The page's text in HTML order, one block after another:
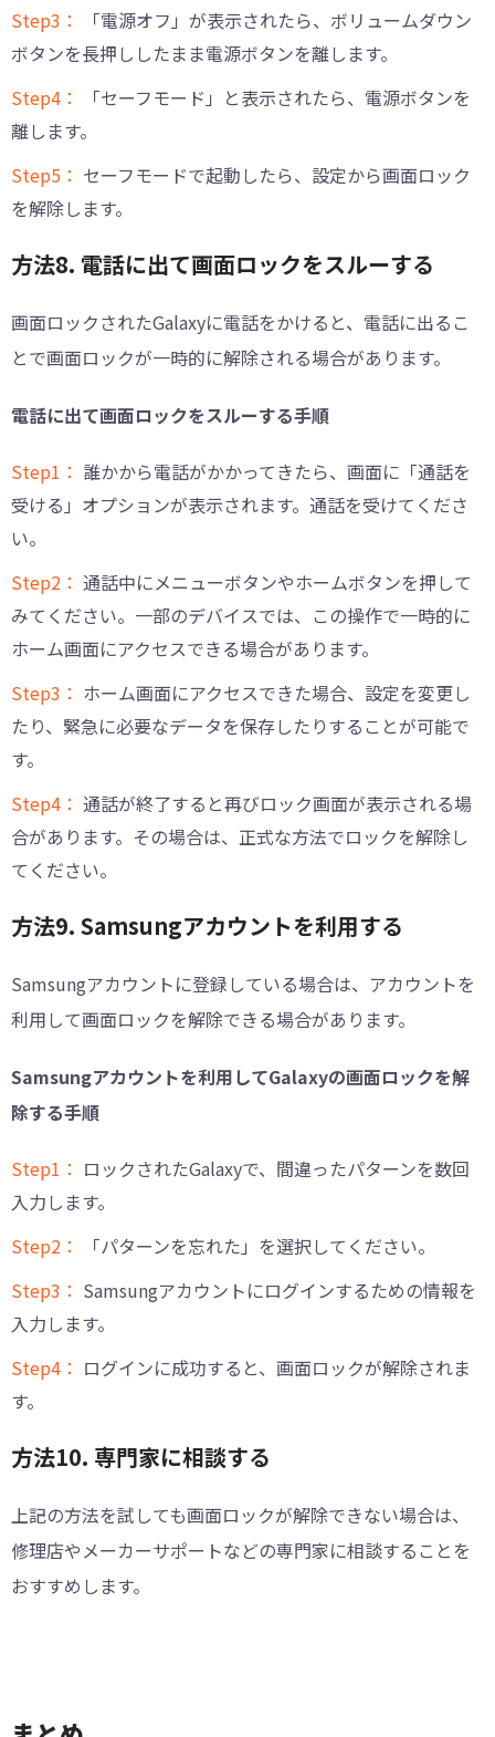
Step3：
「電源オフ」が表示されたら、ボリュームダウン
ボタンを長押ししたまま電源ボタンを離します。
Step4：
「セーフモード」と表示されたら、電源ボタンを
離します。
Step5： セーフモードで起動したら、設定から画面ロック
を解除します。
方法8. 電話に出て画面ロックをスルーする
画面ロックされたGalaxyに電話をかけると、電話に出るこ
とで画面ロックが一時的に解除される場合があります。
電話に出て画面ロックをスルーする手順
Step1： 誰かから電話がかかってきたら、画面に「通話を
受ける」オプションが表示されます。通話を受けてくださ
い。
Step2： 通話中にメニューボタンやホームボタンを押して
みてください。一部のデバイスでは、この操作で一時的に
ホーム画面にアクセスできる場合があります。
Step3： ホーム画面にアクセスできた場合、設定を変更し
たり、緊急に必要なデータを保存したりすることが可能で
す。
Step4： 通話が終了すると再びロック画面が表示される場
合があります。その場合は、正式な方法でロックを解除し
てください。
方法9. Samsungアカウントを利用する
Samsungアカウントに登録している場合は、アカウントを
利用して画面ロックを解除できる場合があります。
Samsungアカウントを利用してGalaxyの画面ロックを解
除する手順
Step1： ロックされたGalaxyで、間違ったパターンを数回
入力します。
Step2：
「パターンを忘れた」を選択してください。
Step3： Samsungアカウントにログインするための情報を
入力します。
Step4： ログインに成功すると、画面ロックが解除されま
す。
方法10. 専門家に相談する
上記の方法を試しても画面ロックが解除できない場合は、
修理店やメーカーサポートなどの専門家に相談することを
おすすめします。